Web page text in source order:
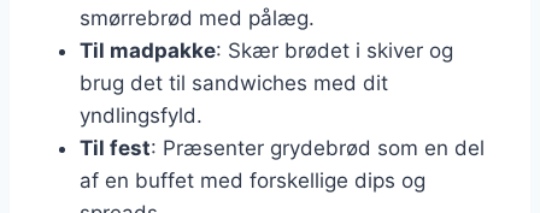
smørrebrød med pålæg.
Til madpakke: Skær brødet i skiver og
brug det til sandwiches med dit
yndlingsfyld.
Til fest: Præsenter grydebrød som en del
af en buffet med forskellige dips og